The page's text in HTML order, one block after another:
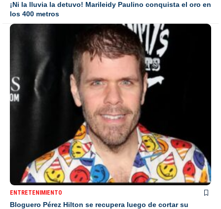
¡Ni la lluvia la detuvo! Marileidy Paulino conquista el oro en
los 400 metros
ENTRETENIMIENTO
Bloguero Pérez Hilton se recupera luego de cortar su